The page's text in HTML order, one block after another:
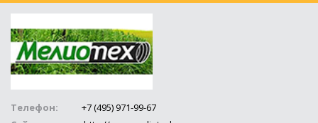
Телефон:
+7 (495) 971-99-67